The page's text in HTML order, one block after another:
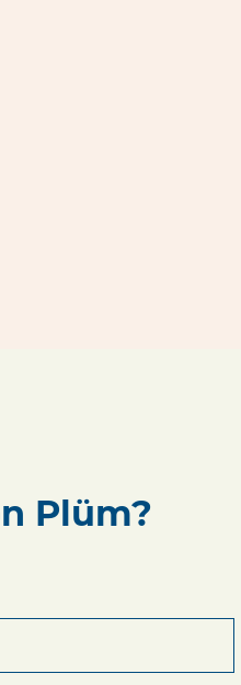
Plüm?